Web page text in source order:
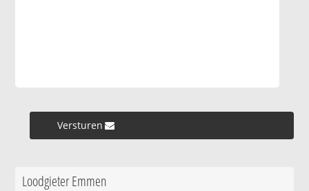
Versturen »
Loodgieter Emmen